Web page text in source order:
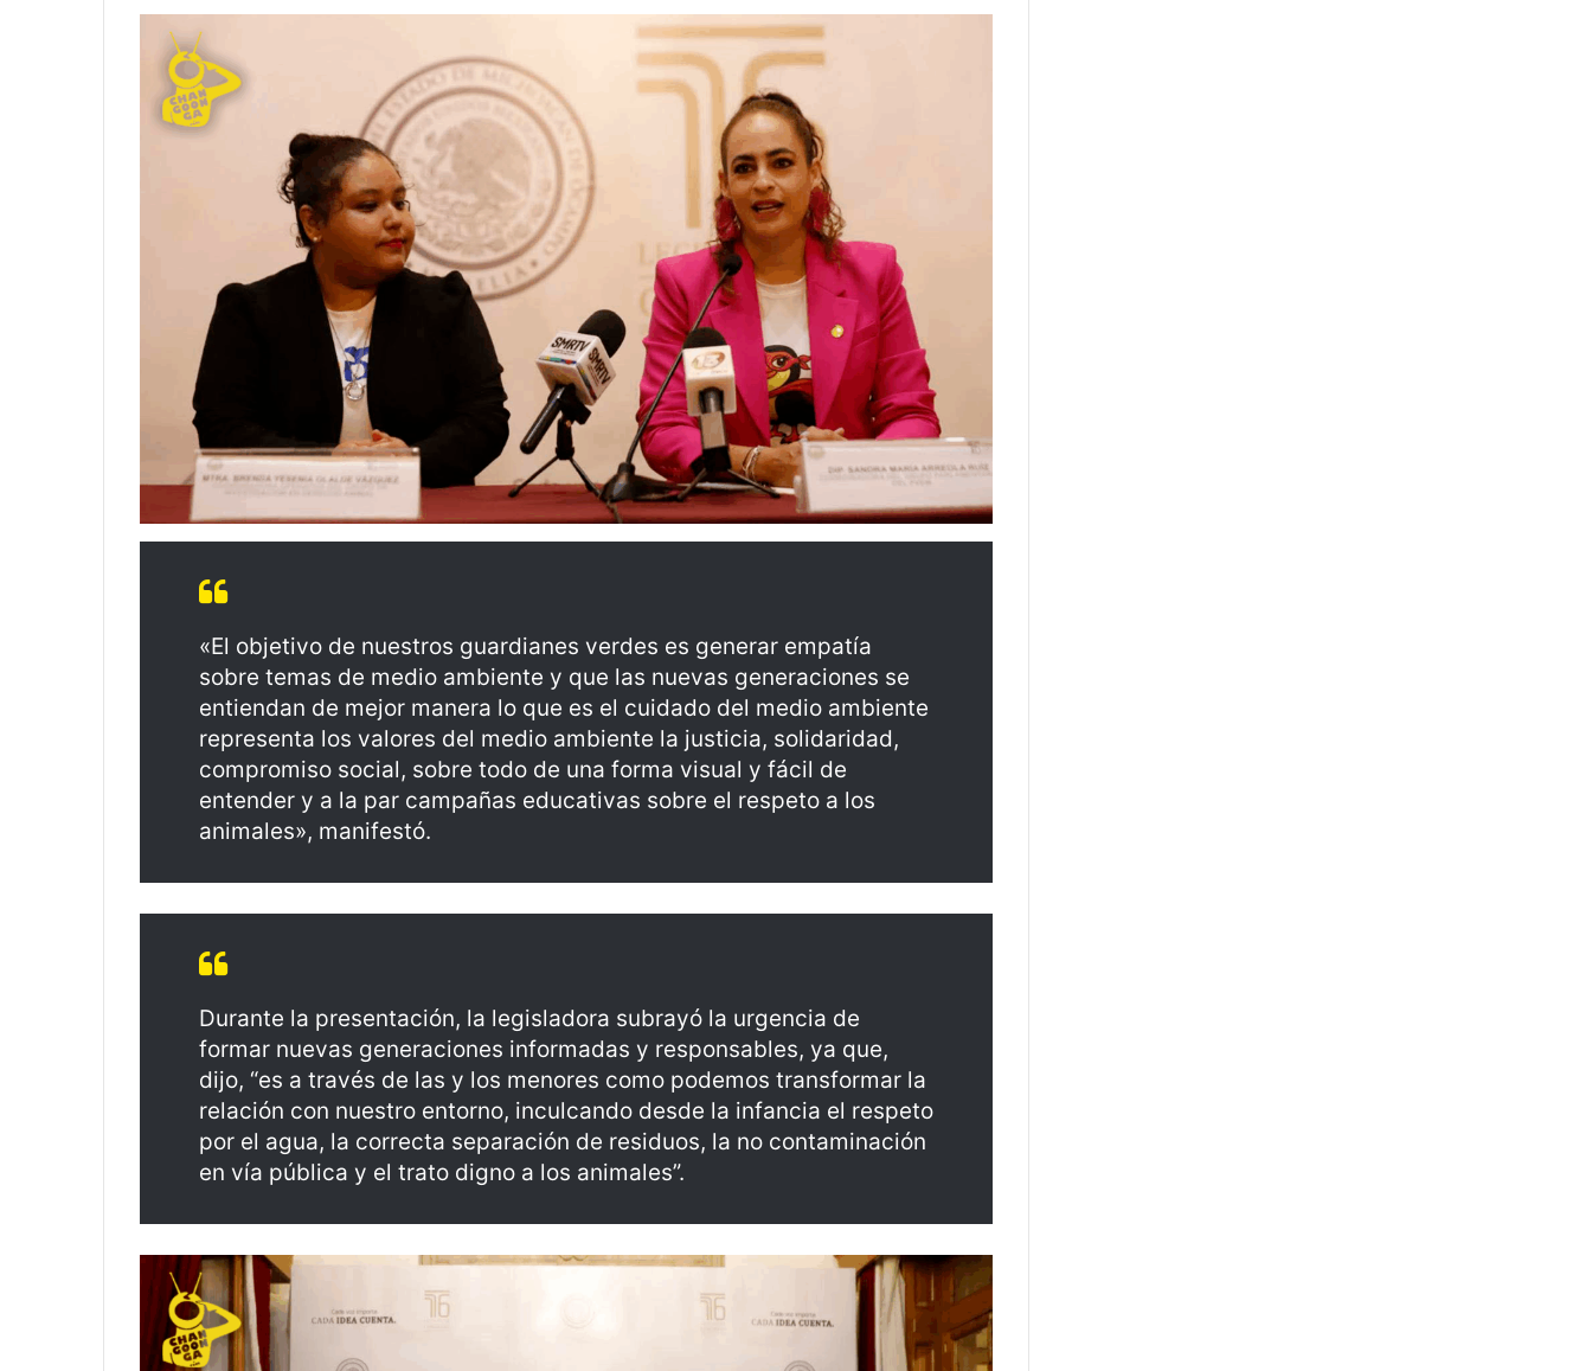
«El objetivo de nuestros guardianes verdes es generar empatía
sobre temas de medio ambiente y que las nuevas generaciones se
entiendan de mejor manera lo que es el cuidado del medio ambiente
representa los valores del medio ambiente la justicia, solidaridad,
compromiso social, sobre todo de una forma visual y fácil de
entender y a la par campañas educativas sobre el respeto a los
animales», manifestó.
Durante la presentación, la legisladora subrayó la urgencia de
formar nuevas generaciones informadas y responsables, ya que,
dijo, “es a través de las y los menores como podemos transformar la
relación con nuestro entorno, inculcando desde la infancia el respeto
por el agua, la correcta separación de residuos, la no contaminación
en vía pública y el trato digno a los animales”.